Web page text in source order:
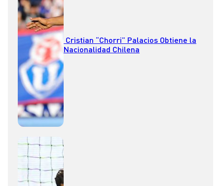
Cristian “Chorri” Palacios Obtiene la
Nacionalidad Chilena